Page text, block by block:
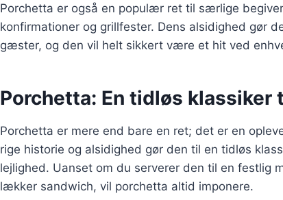
Porchetta er også en populær ret til særlige
konfirmationer og grillfester. Dens alsidighed gør
gæster, og den vil helt sikkert være et hit ved
Porchetta: En tidløs klassiker
Porchetta er mere end bare en ret; det er en
rige historie og alsidighed gør den til en tidløs
lejlighed. Uanset om du serverer den til en festlig
lækker sandwich, vil porchetta altid imponere.